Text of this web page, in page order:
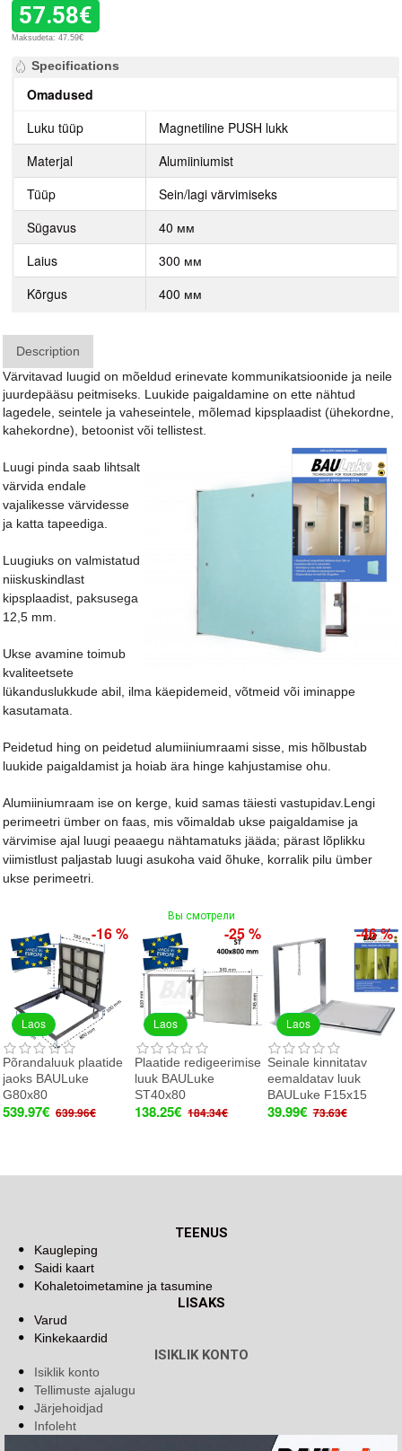
57.58€
Maksudeta: 47.59€
Specifications
Omadused
Luku tüüp
Magnetiline PUSH lukk
Materjal
Alumiiniumist
Tüüp
Sein/lagi värvimiseks
Sügavus
40 мм
Laius
300 мм
Kõrgus
400 мм
Description
Värvitavad luugid on mõeldud erinevate kommunikatsioonide ja neile
juurdepääsu peitmiseks. Luukide paigaldamine on ette nähtud
lagedele, seintele ja vaheseintele, mõlemad kipsplaadist (ühekordne,
kahekordne), betoonist või tellistest.
Luugi pinda saab lihtsalt
värvida endale
vajalikesse värvidesse
ja katta tapeediga.
Luugiuks on valmistatud
niiskuskindlast
kipsplaadist, paksusega
12,5 mm.
Ukse avamine toimub
kvaliteetsete
lükanduslukkude abil, ilma käepidemeid, võtmeid või iminappe
kasutamata.
Peidetud hing on peidetud alumiiniumraami sisse, mis hõlbustab
luukide paigaldamist ja hoiab ära hinge kahjustamise ohu.
Alumiiniumraam ise on kerge, kuid samas täiesti vastupidav.Lengi
perimeetri ümber on faas, mis võimaldab ukse paigaldamise ja
värvimise ajal luugi peaaegu nähtamatuks jääda; pärast lõplikku
viimistlust paljastab luugi asukoha vaid õhuke, korralik pilu ümber
ukse perimeetri.
Вы смотрели
Laos
-16 %
Põrandaluuk plaatide
jaoks BAULuke
G80x80
539.97€ 639.96€
Laos
-25 %
Plaatide redigeerimise
luuk BAULuke
ST40x80
138.25€ 184.34€
Laos
-46 %
Seinale kinnitatav
eemaldatav luuk
BAULuke F15x15
39.99€ 73.63€
TEENUS
Kaugleping
Saidi kaart
Kohaletoimetamine ja tasumine
LISAKS
Varud
Kinkekaardid
ISIKLIK KONTO
Isiklik konto
Tellimuste ajalugu
Järjehoidjad
Infoleht